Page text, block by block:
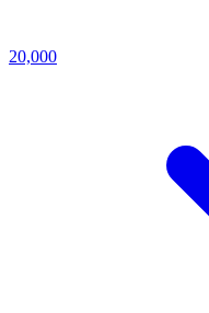
20,000